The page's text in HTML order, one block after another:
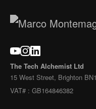
The Tech Alchemist Ltd
15 West Street, Brighton
VAT# : GB164846382